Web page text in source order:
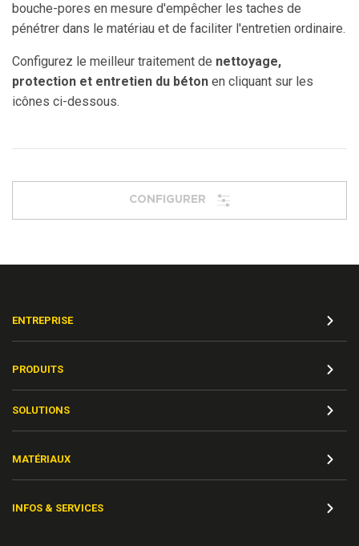
bouche-pores en mesure d'empêcher les taches de
pénétrer dans le matériau et de faciliter l'entretien ordinaire.
Configurez le meilleur traitement de nettoyage,
protection et entretien du béton en cliquant sur les
icônes ci-dessous.
CONFIGURER
ENTREPRISE
PRODUITS
SOLUTIONS
MATÉRIAUX
INFOS & SERVICES